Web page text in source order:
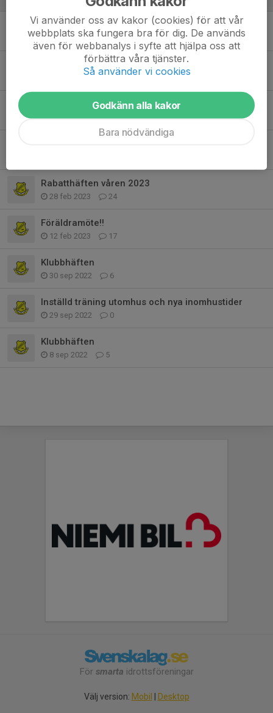
Ingen träning tisdagen 19/9
19 sep 2023 0
Ingen träning torsdagen 10/8
10 aug 2023 1
Ingen träning idag 8/8
8 aug 2023 0
Rabatthäften våren 2023
28 feb 2023 24
Föräldramöte!!
12 feb 2023 17
Klubbhäften
30 sep 2022 6
Inställd träning utomhus och nya inomhustider
29 sep 2022 0
Klubbhäften
8 sep 2022 5
För smarta idrottsföreningar
Välj version: Mobil | Desktop
Vi använder oss av kakor (cookies) för att vår
webbplats ska fungera bra för dig. De används
även för webbanalys i syfte att hjälpa oss att
förbättra våra tjänster.
Så använder vi cookies
Godkänn alla kakor
Bara nödvändiga